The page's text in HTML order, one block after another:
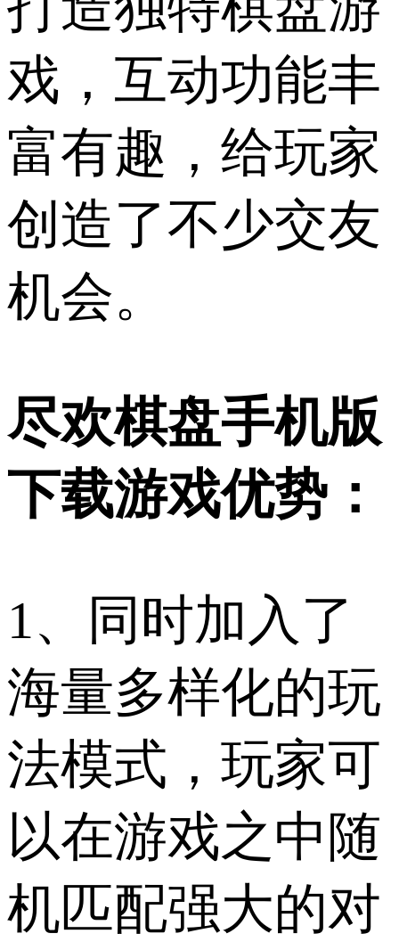
戏，互动功能丰
富有趣，给玩家
创造了不少交友
机会。
尽欢棋盘手机版
下载游戏优势：
1、同时加入了
海量多样化的玩
法模式，玩家可
以在游戏之中随
机匹配强大的对